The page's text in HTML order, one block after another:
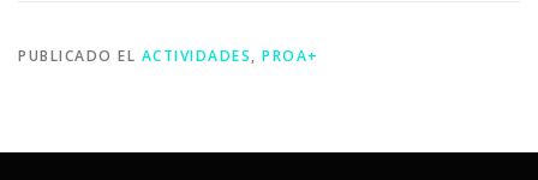
PUBLICADO EL ACTIVIDADES, PROA+